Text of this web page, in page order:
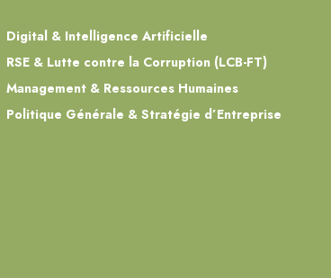
Digital & Intelligence Artificielle
RSE & Lutte contre la Corruption (LCB-FT)
Management & Ressources Humaines
Politique Générale & Stratégie d’Entreprise